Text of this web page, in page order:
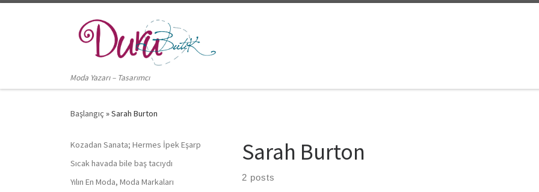
Moda Yazarı – Tasarımcı
Başlangıç »Sarah Burton
Sarah Burton
2 posts
Kozadan Sanata; Hermes İpek Eşarp
Sıcak havada bile baş tacıydı
Yılın En Moda, Moda Markaları